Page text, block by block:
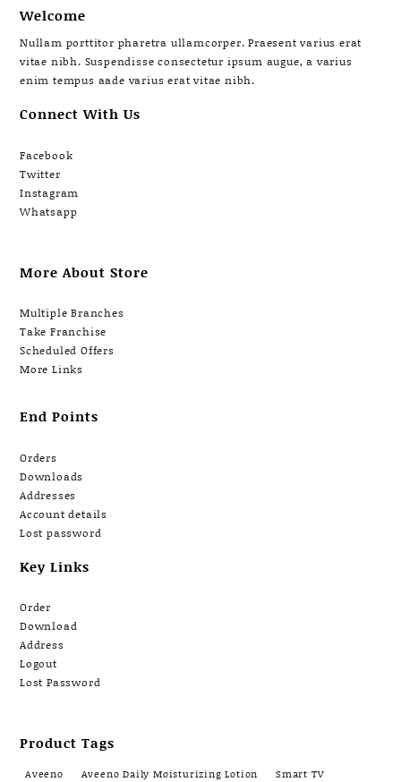
Welcome
Nullam porttitor pharetra ullamcorper. Praesent varius erat
vitae nibh. Suspendisse consectetur ipsum augue, a varius
enim tempus aade varius erat vitae nibh.
Connect With Us
Facebook
Twitter
Instagram
Whatsapp
More About Store
Multiple Branches
Take Franchise
Scheduled Offers
More Links
End Points
Orders
Downloads
Addresses
Account details
Lost password
Key Links
Order
Download
Address
Logout
Lost Password
Product Tags
Aveeno Aveeno Daily Moisturizing Lotion Smart TV